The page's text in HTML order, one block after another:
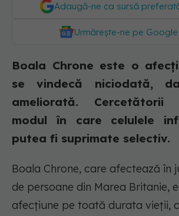
Adaugă-ne ca sursă
Urmărește-ne pe
Boala Chrone este o
se vindecă niciodată,
ameliorată.
modul în care celulele
putea fi suprimate selectiv.
Boala Chrone, care afectează în
de persoane din Marea Britanie,
afecțiune pe toată durata vieții,